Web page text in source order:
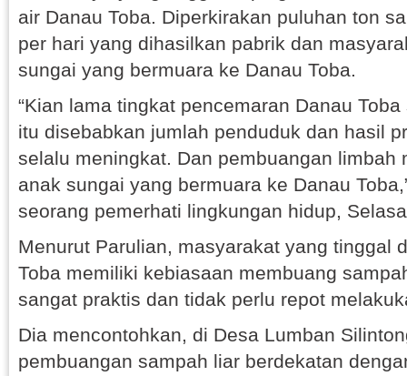
air Danau Toba. Diperkirakan puluhan ton
per hari yang dihasilkan pabrik dan
sungai yang bermuara ke Danau Toba.
“Kian lama tingkat pencemaran Danau
itu disebabkan jumlah penduduk dan hasil
selalu meningkat. Dan pembuangan limbah
anak sungai yang bermuara ke Danau
seorang pemerhati lingkungan hidup,
Menurut Parulian, masyarakat yang tinggal
Toba memiliki kebiasaan membuang
sangat praktis dan tidak perlu repot
Dia mencontohkan, di Desa Lumban
pembuangan sampah liar berdekatan